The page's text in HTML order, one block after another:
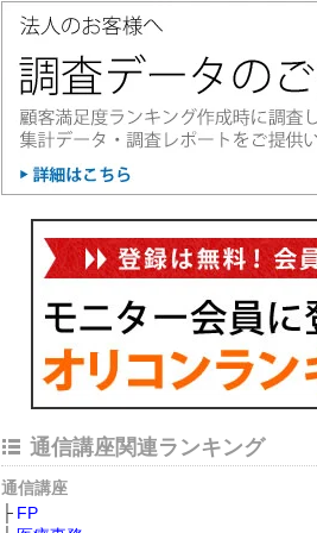
通信講座関連ランキング
通信講座
FP